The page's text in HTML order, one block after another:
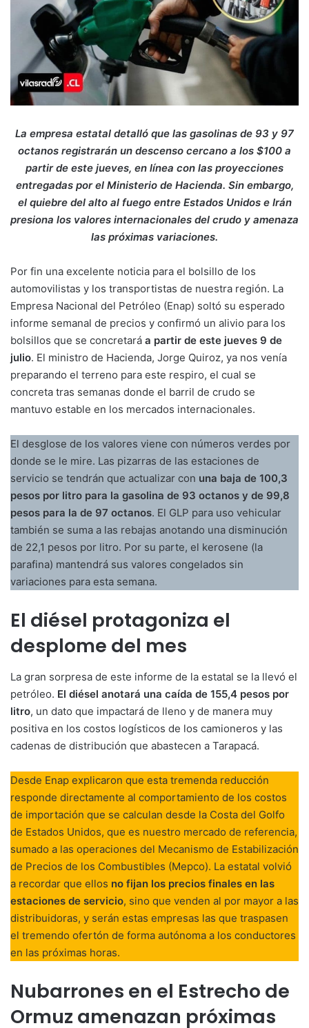
La empresa estatal detalló que las gasolinas de 93 y 97
octanos registrarán un descenso cercano a los $100 a
partir de este jueves, en línea con las proyecciones
entregadas por el Ministerio de Hacienda. Sin embargo,
el quiebre del alto al fuego entre Estados Unidos e Irán
presiona los valores internacionales del crudo y amenaza
las próximas variaciones.
Por fin una excelente noticia para el bolsillo de los
automovilistas y los transportistas de nuestra región. La
Empresa Nacional del Petróleo (Enap) soltó su esperado
informe semanal de precios y confirmó un alivio para los
bolsillos que se concretará a partir de este jueves 9 de
julio. El ministro de Hacienda, Jorge Quiroz, ya nos venía
preparando el terreno para este respiro, el cual se
concreta tras semanas donde el barril de crudo se
mantuvo estable en los mercados internacionales.
El desglose de los valores viene con números verdes por
donde se le mire. Las pizarras de las estaciones de
servicio se tendrán que actualizar con una baja de 100,3
pesos por litro para la gasolina de 93 octanos y de 99,8
pesos para la de 97 octanos. El GLP para uso vehicular
también se suma a las rebajas anotando una disminución
de 22,1 pesos por litro. Por su parte, el kerosene (la
parafina) mantendrá sus valores congelados sin
variaciones para esta semana.
El diésel protagoniza el
desplome del mes
La gran sorpresa de este informe de la estatal se la llevó el
petróleo. El diésel anotará una caída de 155,4 pesos por
litro, un dato que impactará de lleno y de manera muy
positiva en los costos logísticos de los camioneros y las
cadenas de distribución que abastecen a Tarapacá.
Desde Enap explicaron que esta tremenda reducción
responde directamente al comportamiento de los costos
de importación que se calculan desde la Costa del Golfo
de Estados Unidos, que es nuestro mercado de referencia,
sumado a las operaciones del Mecanismo de Estabilización
de Precios de los Combustibles (Mepco). La estatal volvió
a recordar que ellos no fijan los precios finales en las
estaciones de servicio, sino que venden al por mayor a las
distribuidoras, y serán estas empresas las que traspasen
el tremendo ofertón de forma autónoma a los conductores
en las próximas horas.
Nubarrones en el Estrecho de
Ormuz amenazan próximas